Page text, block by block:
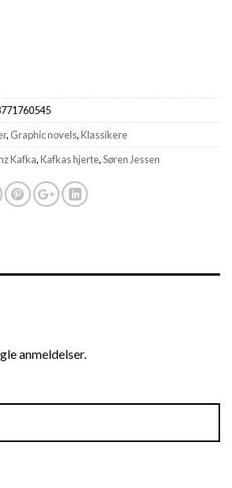
, Graphic novels,Klassikere
Kafka,Kafkas hjerte,Søren Jessen
anmeldelser.